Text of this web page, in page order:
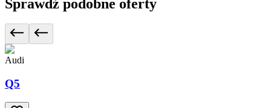
Sprawdź podobne oferty
Audi
Q5